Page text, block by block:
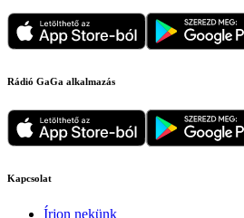
Rádió GaGa alkalmazás
Kapcsolat
Írjon nekünk